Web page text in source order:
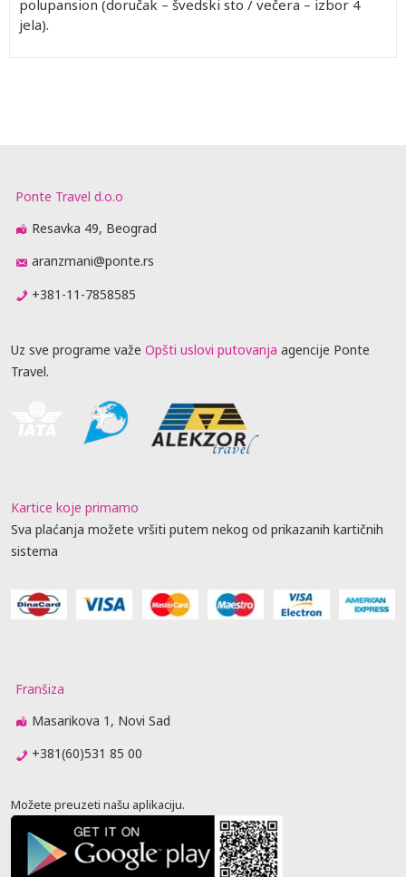
polupansion (doručak – švedski sto / večera – izbor 4
jela).
Ponte Travel d.o.o
Resavka 49, Beograd
aranzmani@ponte.rs
+381-11-7858585
Uz sve programe važe Opšti uslovi putovanja agencije Ponte
Travel.
Kartice koje primamo
Sva plaćanja možete vršiti putem nekog od prikazanih kartičnih
sistema
Franšiza
Masarikova 1, Novi Sad
+381(60)531 85 00
Možete preuzeti našu aplikaciju.